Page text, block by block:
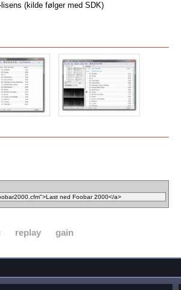
(kilde følger med SDK)
replay gain